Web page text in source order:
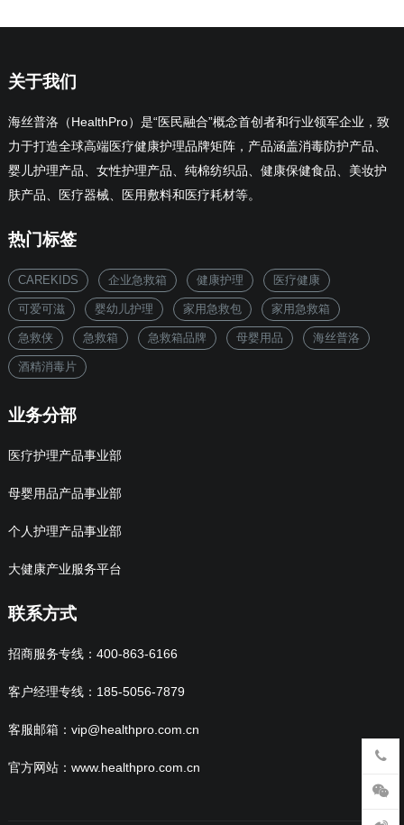
关于我们
海丝普洛（HealthPro）是“医民融合”概念首创者和行业领军企业，致
力于打造全球高端医疗健康护理品牌矩阵，产品涵盖消毒防护产品、
婴儿护理产品、女性护理产品、纯棉纺织品、健康保健食品、美妆护
肤产品、医疗器械、医用敷料和医疗耗材等。
热门标签
CAREKIDS 企业急救箱 健康护理 医疗健康
可爱可滋 婴幼儿护理 家用急救包 家用急救箱
急救侠 急救箱 急救箱品牌 母婴用品 海丝普洛
酒精消毒片
业务分部
医疗护理产品事业部
母婴用品产品事业部
个人护理产品事业部
大健康产业服务平台
联系方式
招商服务专线：400-863-6166
客户经理专线：185-5056-7879
客服邮箱：vip@healthpro.com.cn
官方网站：www.healthpro.com.cn